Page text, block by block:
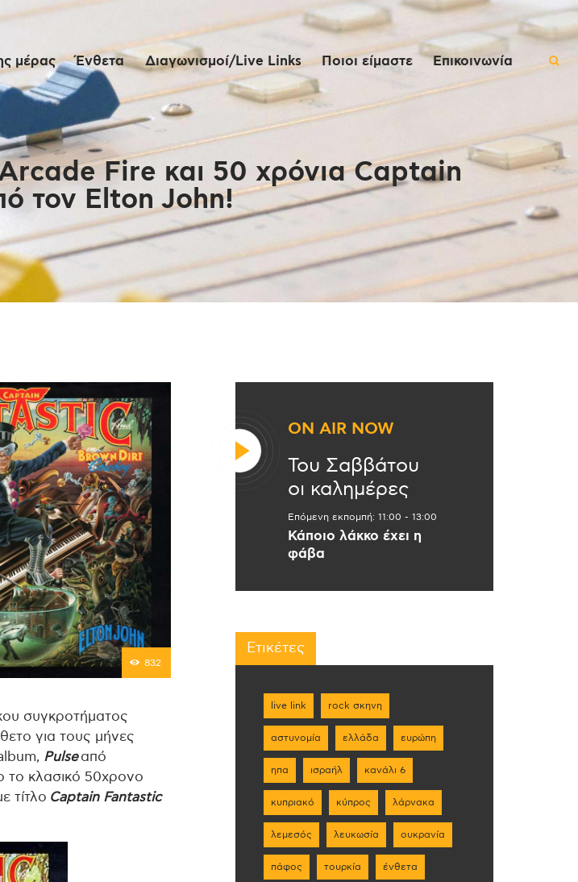
μέρας Ένθετα Διαγωνισμοί/Live Links Ποιοι είμαστε Επικοινωνία
Fire και 50 χρόνια Captain
τον Elton John!
της
Live
832
συγκροτήματος
για τους μήνες
Pulseαπό
τo κλασικό 50χρονο
τίτλο Captain Fantastic
ON AIR NOW
Του Σαββάτου
οι καλημέρες
Επόμενη εκπομπή: 11:00 - 13:00
Κάποιο λάκκο έχει η
φάβα
Ετικέτες
live link rock σκηνη
αστυνομία ελλάδα ευρώπη
ηπα ισραήλ κανάλι 6
κυπριακό κύπρος λάρνακα
λεμεσός λευκωσία ουκρανία
πάφος τουρκία ένθετα